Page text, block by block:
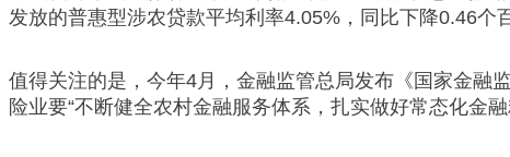
发放的普惠型涉农贷款平均利率4.05%，同比下降0.46个
值得关注的是，今年4月，金融监管总局发布《国家金融
险业要“不断健全农村金融服务体系，扎实做好常态化金融